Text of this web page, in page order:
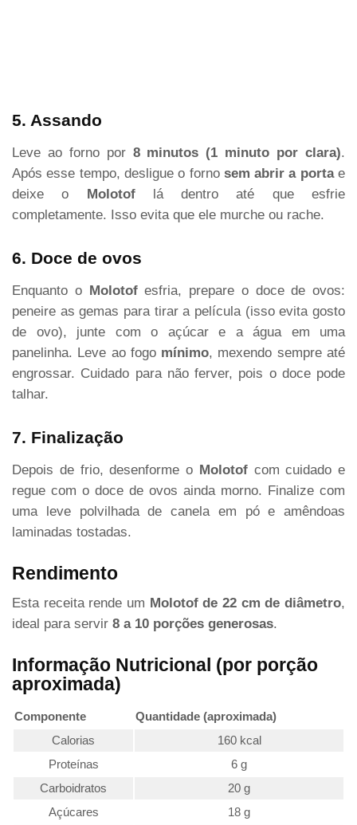
5. Assando
Leve ao forno por 8 minutos (1 minuto por clara).
Após esse tempo, desligue o forno sem abrir a portae
deixe o
Molotoflá dentro até que esfrie
completamente. Isso evita que ele murche ou rache.
6. Doce de ovos
Enquanto o Molotofesfria, prepare o doce de ovos:
peneire as gemas para tirar a película (isso evita gosto
de ovo), junte com o açúcar e a água em uma
panelinha. Leve ao fogo mínimo, mexendo sempre até
engrossar. Cuidado para não ferver, pois o doce pode
talhar.
7. Finalização
Depois de frio, desenforme o Molotofcom cuidado e
regue com o doce de ovos ainda morno. Finalize com
uma leve polvilhada de canela em pó e amêndoas
laminadas tostadas.
Rendimento
Esta receita rende um Molotof de 22 cm de diâmetro,
ideal para servir 8 a 10 porções generosas.
Informação Nutricional (por porção
aproximada)
Componente
Quantidade (aproximada)
Calorias
160 kcal
Proteínas
6 g
Carboidratos
20 g
Açúcares
18 g